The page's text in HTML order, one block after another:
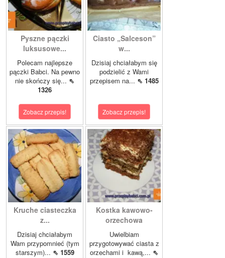
Pyszne pączki
luksusowe...
Polecam najlepsze
pączki Babci. Na pewno
nie skończy się... ⇖
1326
Zobacz przepis!
Ciasto „Salceson”
w...
Dzisiaj chciałabym się
podzielić z Wami
przepisem na... ⇖ 1485
Zobacz przepis!
Kruche ciasteczka
z...
Dzisiaj chciałabym
Wam przypomnieć (tym
starszym)... ⇖ 1559
Kostka kawowo-
orzechowa
Uwielbiam
przygotowywać ciasta z
orzechami i kawą,... ⇖